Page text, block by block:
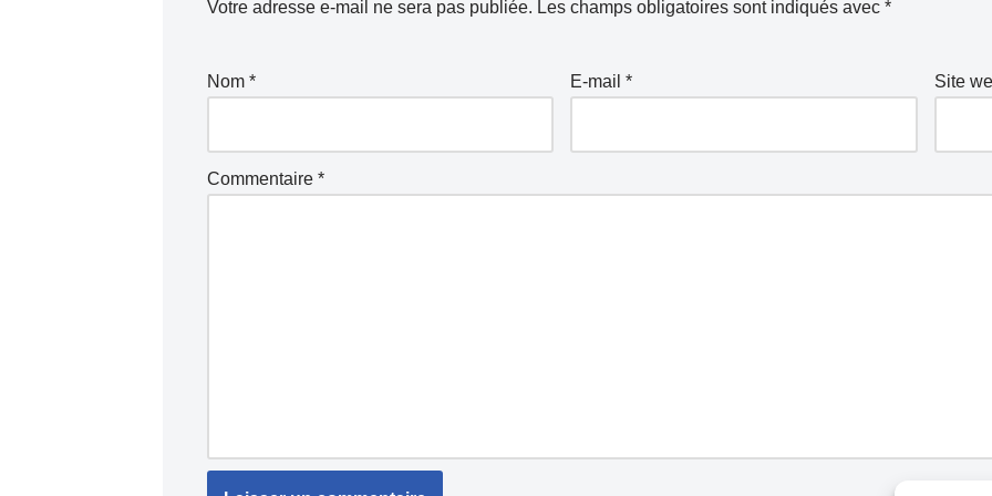
Votre adresse e-mail ne sera pas publiée. Les champs obligatoires sont indiqués avec *
Nom * E-mail* Site
Commentaire *